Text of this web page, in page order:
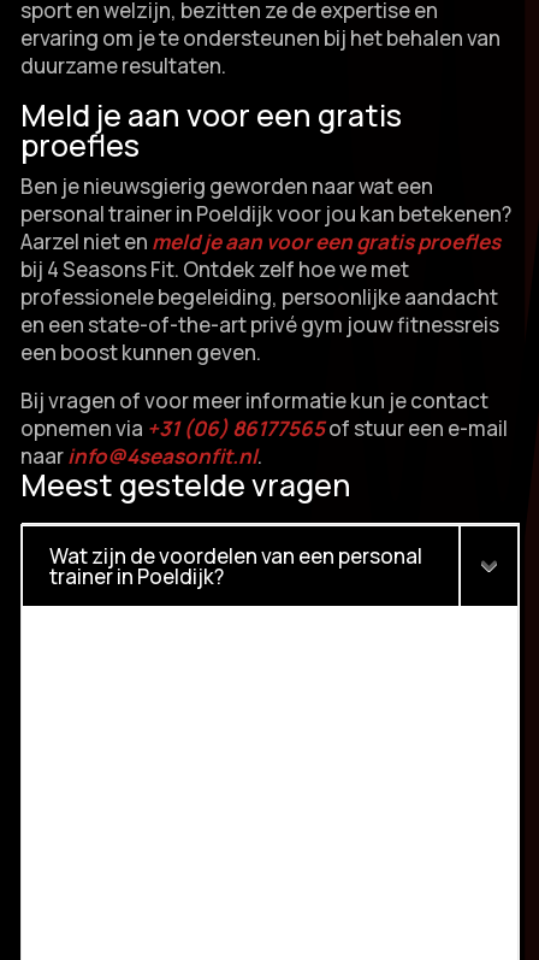
sport en welzijn, bezitten ze de expertise en
ervaring om je te ondersteunen bij het behalen van
duurzame resultaten.​
Meld je aan voor een gratis
proefles
Ben je nieuwsgierig geworden naar wat een
personal trainer in Poeldijk voor jou kan betekenen?
Aarzel niet en meld je aan voor een gratis proefles
bij 4 Seasons Fit.​ Ontdek zelf hoe we met
professionele begeleiding, persoonlijke aandacht
en een state-of-the-art privé gym jouw fitnessreis
een boost kunnen geven.​
Bij vragen of voor meer informatie kun je contact
opnemen via +31 (06) 86177565of stuur een e-mail
naarinfo@4seasonfit.​nl.​
Meest gestelde vragen
Wat zijn de voordelen van een personal
trainer in Poeldijk?